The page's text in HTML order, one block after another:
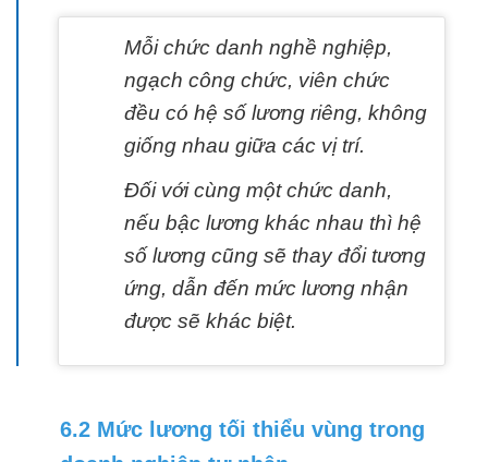
Mỗi chức danh nghề nghiệp,
ngạch công chức, viên chức
đều có hệ số lương riêng, không
giống nhau giữa các vị trí.
Đối với cùng một chức danh,
nếu bậc lương khác nhau thì hệ
số lương cũng sẽ thay đổi tương
ứng, dẫn đến mức lương nhận
được sẽ khác biệt.
6.2 Mức lương tối thiểu vùng trong